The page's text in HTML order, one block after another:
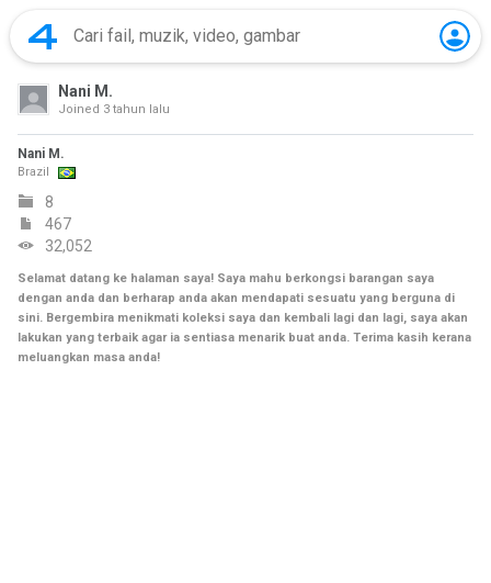
Nani M.
Joined 3 tahun lalu
Nani M.
Brazil
8
467
32,052
Selamat datang ke halaman saya! Saya mahu berkongsi barangan saya
dengan anda dan berharap anda akan mendapati sesuatu yang berguna di
sini. Bergembira menikmati koleksi saya dan kembali lagi dan lagi, saya akan
lakukan yang terbaik agar ia sentiasa menarik buat anda. Terima kasih kerana
meluangkan masa anda!